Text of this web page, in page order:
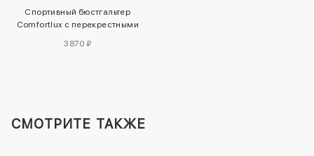
Спортивный бюстгальтер
Comfortlux с перекрестными
3870 ₽
СМОТРИТЕ ТАКЖЕ